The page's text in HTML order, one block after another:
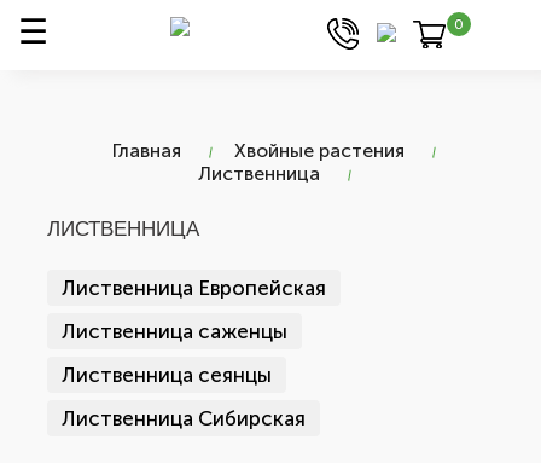
0
Главная
Хвойные растения
Лиственница
ЛИСТВЕННИЦА
Лиственница Европейская
Лиственница саженцы
Лиственница сеянцы
Лиственница Сибирская